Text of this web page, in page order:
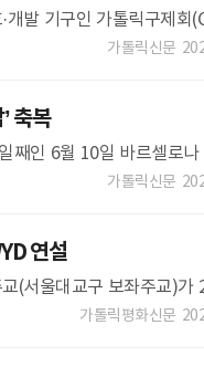
개발 기구인 가톨릭구제회
달러(한화 약3656억
가톨릭신문
축복
째인 6월 10일 바르셀로나
가 넘는 높이로, 성가정
가톨릭신문
연설
(서울대교구 보좌주교)가
봄 회의에서 2027년 서울
가톨릭평화신문